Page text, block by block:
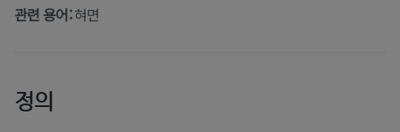
관련 용어:혀면
정의